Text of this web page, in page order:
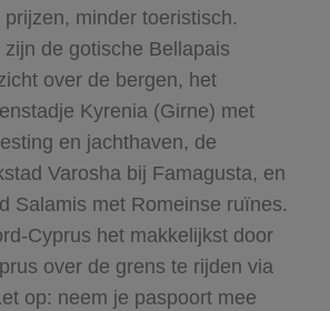
minder toeristisch.
de gotische Bellapais
over de bergen, het
Kyrenia (Girne) met
en jachthaven, de
Varosha bij Famagusta, en
Salamis met Romeinse ruïnes.
Cyprus het makkelijkst door
over de grens te rijden via
op: neem je paspoort mee